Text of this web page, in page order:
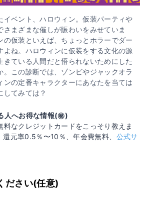
イベント、ハロウィン。仮装パーティや
さまざまな催しが賑わいをみせていま
の仮装といえば、ちょっとホラーでダー
よね。ハロウィンに仮装をする文化の源
きている人間だと悟られないためにした
。この診断では、ゾンビやジャックオラ
ンの定番キャラクターにあなたを当ては
してみては？
人へお得な情報(㊙️)
料なクレジットカードをこっそり教えま
還元率0.5％〜10％、年会費無料、 公式サ
ださい(任意)